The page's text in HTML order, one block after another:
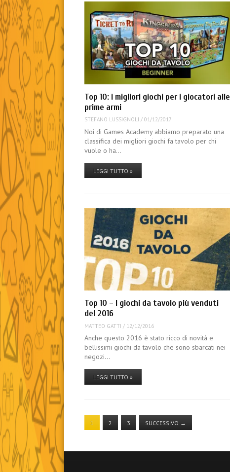
Top 10: i migliori giochi per i giocatori alle
prime armi
STEFANO LUSSIGNOLI /01/12/2017
Noi di Games Academy abbiamo preparato una
classifica dei migliori giochi fa tavolo per chi
vuole o ha…
LEGGI TUTTO »
Top 10 – I giochi da tavolo più venduti
del 2016
MATTEO GATTI / 12/12/2016
Anche questo 2016 è stato ricco di novità e
bellissimi giochi da tavolo che sono sbarcati nei
negozi…
LEGGI TUTTO »
1 2 3 SUCCESSIVO →